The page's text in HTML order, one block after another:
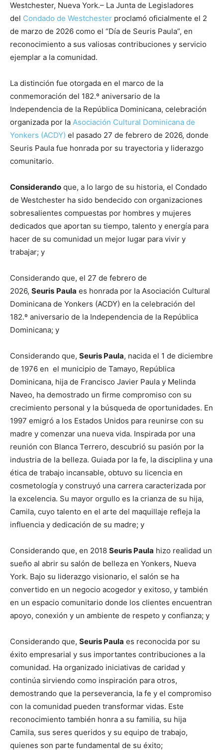
Westchester, Nueva York.– La Junta de Legisladores
del Condado de Westchester proclamó oficialmente el 2
de marzo de 2026 como el “Día de Seuris Paula”, en
reconocimiento a sus valiosas contribuciones y servicio
ejemplar a la comunidad.
La distinción fue otorgada en el marco de la
conmemoración del 182.º aniversario de la
Independencia de la República Dominicana, celebración
organizada por la Asociación Cultural Dominicana de
Yonkers (ACDY) el pasado 27 de febrero de 2026, donde
Seuris Paula fue honrada por su trayectoria y liderazgo
comunitario.
Considerando que, a lo largo de su historia, el Condado
de Westchester ha sido bendecido con organizaciones
sobresalientes compuestas por hombres y mujeres
dedicados que aportan su tiempo, talento y energía para
hacer de su comunidad un mejor lugar para vivir y
trabajar; y
Considerando que, el 27 de febrero de
2026, Seuris Paula es honrada por la Asociación Cultural
Dominicana de Yonkers (ACDY) en la celebración del
182.º aniversario de la Independencia de la República
Dominicana; y
Considerando que, Seuris Paula, nacida el 1 de diciembre
de 1976 en el municipio de Tamayo, República
Dominicana, hija de Francisco Javier Paula y Melinda
Naveo, ha demostrado un firme compromiso con su
crecimiento personal y la búsqueda de oportunidades. En
1997 emigró a los Estados Unidos para reunirse con su
madre y comenzar una nueva vida. Inspirada por una
reunión con Blanca Terrero, descubrió su pasión por la
industria de la belleza. Guiada por la fe, la disciplina y una
ética de trabajo incansable, obtuvo su licencia en
cosmetología y construyó una carrera caracterizada por
la excelencia. Su mayor orgullo es la crianza de su hija,
Camila, cuyo talento en el arte del maquillaje refleja la
influencia y dedicación de su madre; y
Considerando que, en 2018 Seuris Paula hizo realidad un
sueño al abrir su salón de belleza en Yonkers, Nueva
York. Bajo su liderazgo visionario, el salón se ha
convertido en un negocio acogedor y exitoso, y también
en un espacio comunitario donde los clientes encuentran
apoyo, conexión y un ambiente de respeto y confianza; y
Considerando que, Seuris Paula es reconocida por su
éxito empresarial y sus importantes contribuciones a la
comunidad. Ha organizado iniciativas de caridad y
continúa sirviendo como inspiración para otros,
demostrando que la perseverancia, la fe y el compromiso
con la comunidad pueden transformar vidas. Este
reconocimiento también honra a su familia, su hija
Camila, sus seres queridos y su equipo de trabajo,
quienes son parte fundamental de su éxito;